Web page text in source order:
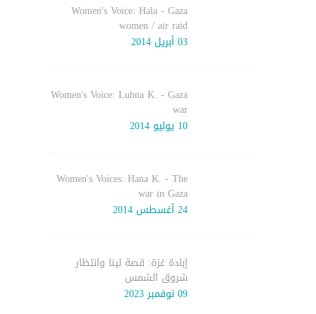
Women's Voice: Hala - Gaza
women / air raid
03 أبريل 2014
Women's Voice: Lubna K. - Gaza
war
10 يوليو 2014
Women's Voices: Hana K. - The
war in Gaza
24 أغسطس 2014
إبادة غزة: قصة لينا وانتظار
شروق الشمس
09 نوفمبر 2023